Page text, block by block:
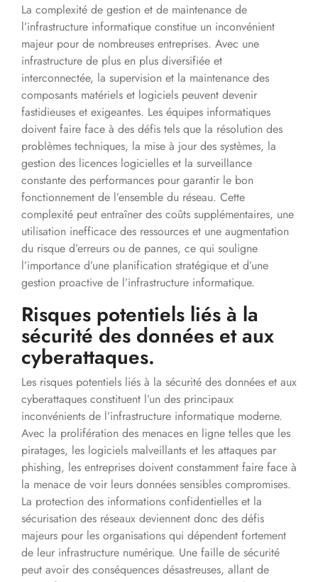
La complexité de gestion et de maintenance de
l’infrastructure informatique constitue un inconvénient
majeur pour de nombreuses entreprises. Avec une
infrastructure de plus en plus diversifiée et
interconnectée, la supervision et la maintenance des
composants matériels et logiciels peuvent devenir
fastidieuses et exigeantes. Les équipes informatiques
doivent faire face à des défis tels que la résolution des
problèmes techniques, la mise à jour des systèmes, la
gestion des licences logicielles et la surveillance
constante des performances pour garantir le bon
fonctionnement de l’ensemble du réseau. Cette
complexité peut entraîner des coûts supplémentaires, une
utilisation inefficace des ressources et une augmentation
du risque d’erreurs ou de pannes, ce qui souligne
l’importance d’une planification stratégique et d’une
gestion proactive de l’infrastructure informatique.
Risques potentiels liés à la
sécurité des données et aux
cyberattaques.
Les risques potentiels liés à la sécurité des données et aux
cyberattaques constituent l’un des principaux
inconvénients de l’infrastructure informatique moderne.
Avec la prolifération des menaces en ligne telles que les
piratages, les logiciels malveillants et les attaques par
phishing, les entreprises doivent constamment faire face à
la menace de voir leurs données sensibles compromises.
La protection des informations confidentielles et la
sécurisation des réseaux deviennent donc des défis
majeurs pour les organisations qui dépendent fortement
de leur infrastructure numérique. Une faille de sécurité
peut avoir des conséquences désastreuses, allant de